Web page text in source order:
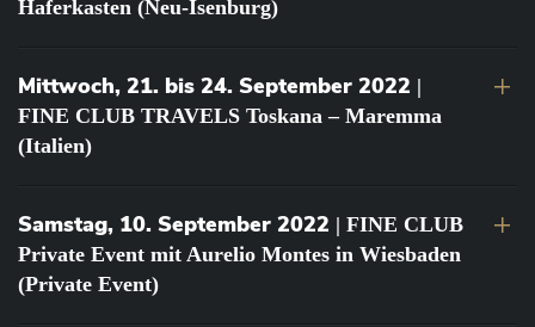
Haferkasten (Neu-Isenburg)
Mittwoch, 21. bis 24. September 2022 |
FINE CLUB TRAVELS Toskana – Maremma
(Italien)
Samstag, 10. September 2022 | FINE CLUB
Private Event mit Aurelio Montes in Wiesbaden
(Private Event)